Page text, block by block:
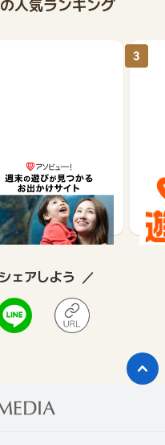
人気ランキング
予約／レジャーチケ
購入サイト「アソビ
！」
1.5%
3
ェアしよう